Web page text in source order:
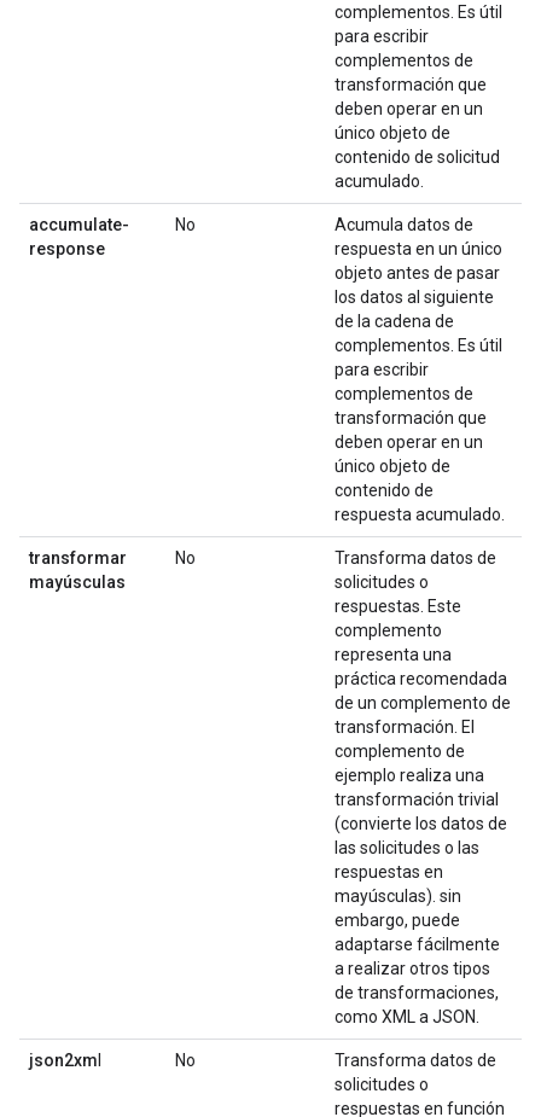
complementos. Es útil
para escribir
complementos de
transformación que
deben operar en un
único objeto de
contenido de solicitud
acumulado.
accumulate-
response
No
Acumula datos de
respuesta en un único
objeto antes de pasar
los datos al siguiente
de la cadena de
complementos. Es útil
para escribir
complementos de
transformación que
deben operar en un
único objeto de
contenido de
respuesta acumulado.
transformar
mayúsculas
No
Transforma datos de
solicitudes o
respuestas. Este
complemento
representa una
práctica recomendada
de un complemento de
transformación. El
complemento de
ejemplo realiza una
transformación trivial
(convierte los datos de
las solicitudes o las
respuestas en
mayúsculas). sin
embargo, puede
adaptarse fácilmente
a realizar otros tipos
de transformaciones,
como XML a JSON.
json2xm No
Transforma datos de
solicitudes o
respuestas en función